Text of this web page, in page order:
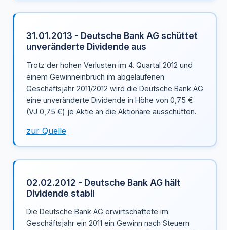
31.01.2013 - Deutsche Bank AG schüttet
unveränderte Dividende aus
Trotz der hohen Verlusten im 4. Quartal 2012 und
einem Gewinneinbruch im abgelaufenen
Geschäftsjahr 2011/2012 wird die Deutsche Bank AG
eine unveränderte Dividende in Höhe von 0,75 €
(VJ 0,75 €) je Aktie an die Aktionäre ausschütten.
zur Quelle
02.02.2012 - Deutsche Bank AG hält
Dividende stabil
Die Deutsche Bank AG erwirtschaftete im
Geschäftsjahr ein 2011 ein Gewinn nach Steuern